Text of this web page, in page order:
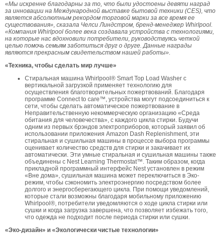
«Мы искренне благодарны за то, что были удостоены девяти наград
за инновации на Международной выставке бытовой техники (CES), что
является абсолютным рекордом торговой марки за все время ее
существования», сказала Челси Линдстром, бренд-менеджер Whirlpool.
«Компания Whirlpool более века создавала устройства с технологиями,
на которые нас вдохновили потребители, руководствуясь четкой
целью помочь семьям заботиться друг о друге. Данные награды
являются прекрасным свидетельством нашей работы».
«Техника, чтобы сделать мир лучше»
Стиральная машина Whirlpool® Smart Top Load Washer с
вертикальной загрузкой применяет технологию для
осуществления благотворительных пожертвований. Благодаря
программе Connect to care™, устройства могут подсоединиться к
сети, чтобы сделать автоматическое пожертвование в
Неправительственную некоммерческую организацию «Среда
обитания для человечества», с каждого цикла стирки. Будучи
одним из первых брэндов электроприборов, который заявил об
использовании приложения Amazon Dash Replenishment, эти
стиральная и сушильная машины в процессе выбора программы
оценивает количество средств для стирки и закачивает их
автоматически. Эти умные стиральная и сушильная машины также
объединены с Nest Learning Thermostat™. Таким образом, когда
прикладной программный интерфейс Nest установлен в режим
«Вне дома», сушильная машина может переключиться в Эко-
режим, чтобы сэкономить электроэнергию посредством более
долгого и энергосберегающего цикла. При помощи уведомлений,
которые стали возможны благодаря мобильному приложению
Whirlpool®, потребители уведомляются о ходе цикла стирки или
сушки и когда загрузка завершена, что позволяет избежать того,
что одежда не подходит после периода стирки или сушки.
«Эко-дизайн» и «Экологически чистые технологии»